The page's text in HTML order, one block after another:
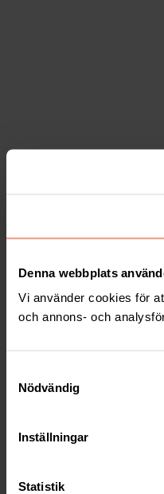
Denna webbplats
Vi använder cookies för
och annons- och
Nödvändig
Inställningar
Statistik